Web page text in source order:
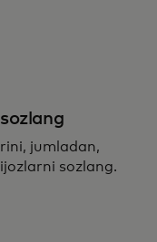
jumladan,
sozlang.